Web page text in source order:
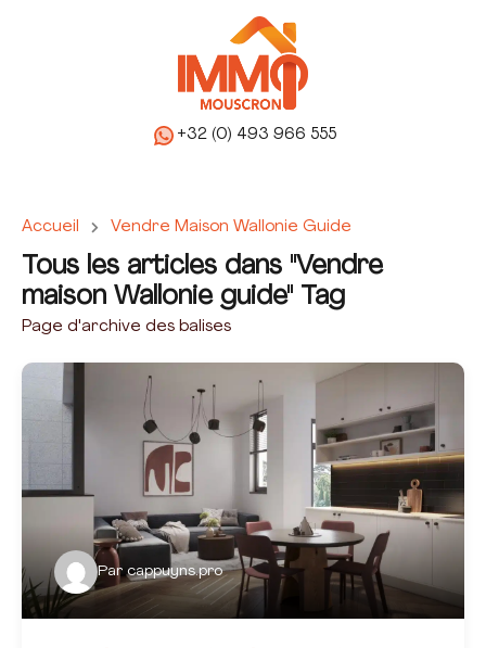
+32 (0) 493 966 555
Accueil Vendre Maison Wallonie Guide
Tous les articles dans "Vendre
maison Wallonie guide" Tag
Page d'archive des balises
Par cappuyns.pro